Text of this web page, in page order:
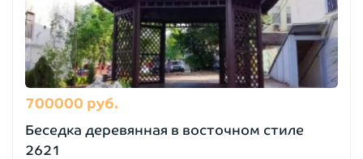
700000 руб.
Беседка деревянная в восточном стиле
2621